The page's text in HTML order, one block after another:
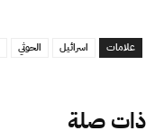
ذات صلة
علامات اسرائيل الحوثي